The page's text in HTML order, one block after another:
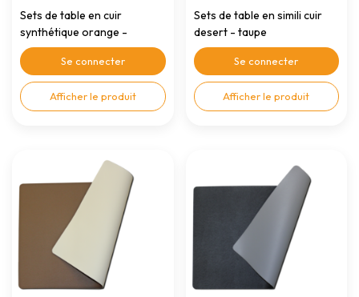
Sets de table en cuir
synthétique orange -
pistache
Se connecter
Afficher le produit
Sets de table en simili cuir
desert - taupe
Se connecter
Afficher le produit